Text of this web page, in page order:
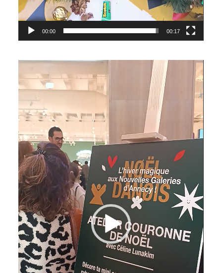
00:00 00:17
Lecteur